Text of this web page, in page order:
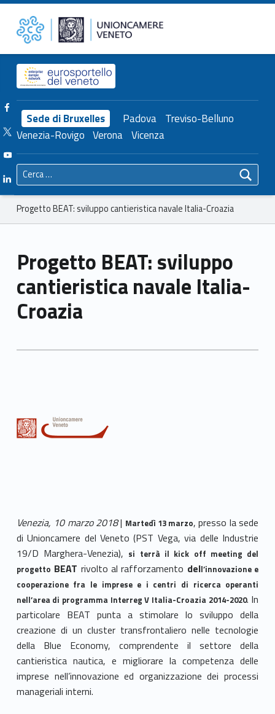
Progetto BEAT: sviluppo cantieristica navale Italia-Croazia – Unioncamere del Veneto Unioncamere del Veneto
Header info sidebar
Sede di Bruxelles Padova Treviso-Belluno
Venezia-Rovigo Verona Vicenza
Facebook Unioncamere Veneto
Twitter Unioncamere Veneto
Youtube Unioncamere Veneto
Linkedin Unioncamere Veneto
Ricerca per:
Breadcrumbs navigation
Progetto BEAT: sviluppo cantieristica navale Italia-Croazia
Progetto BEAT: sviluppo
cantieristica navale Italia-
Croazia
Venezia, 10 marzo 2018| Martedì 13 marzo, presso la sede
di Unioncamere del Veneto (PST Vega, via delle Industrie
19/D Marghera-Venezia), si terrà il kick off meeting del
progetto BEAT rivolto al rafforzamento dell’innovazione e
cooperazione fra le imprese e i centri di ricerca operanti
nell’area di programma Interreg V Italia-Croazia 2014-2020. In
particolare BEAT punta a stimolare lo sviluppo della
creazione di un cluster transfrontaliero nelle tecnologie
della Blue Economy, comprendente il settore della
cantieristica nautica, e migliorare la competenza delle
imprese nell’innovazione ed organizzazione dei processi
manageriali interni.